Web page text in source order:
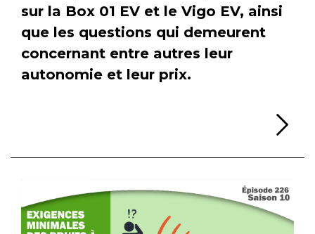
sur la Box 01 EV et le Vigo EV, ainsi
que les questions qui demeurent
concernant entre autres leur
autonomie et leur prix.